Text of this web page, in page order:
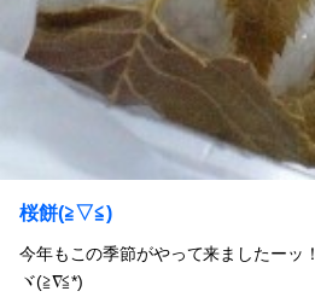
桜餅(≧▽≦)
今年もこの季節がやって来ましたーッ！
ヾ(≧∇≦*)ゝ